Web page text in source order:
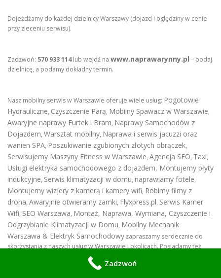
Dojeżdżamy do każdej dzielnicy Warszawy (dojazd i oględziny w cenie
przy zleceniu serwisu).
Zadzwoń: 570 933 114lub wejdź na www.naprawarynny.pl – podaj
dzielnicę, a podamy dokładny termin.
Nasz mobilny serwis w Warszawie oferuje wiele usług: Pogotowie
Hydrauliczne, Czyszczenie Parą, Mobilny Spawacz w Warszawie,
Awaryjne naprawy Furtek i Bram, Naprawy Samochodów z
Dojazdem, Warsztat mobilny, Naprawa i serwis jacuzzi oraz
wanien SPA, Poszukiwanie zgubionych złotych obrączek,
Serwisujemy Maszyny Fitness w Warszawie, Agencja SEO, Taxi,
Usługi elektryka samochodowego z dojazdem, Montujemy płyty
indukcyjne, Serwis klimatyzacji w domu, naprawiamy fotele,
Montujemy wizjery z kamerą i kamery wifi, Robimy filmy z
drona, Awaryjnie otwieramy zamki, Flyxpress.pl, Serwis Kamer
Wifi, SEO Warszawa, Montaż, Naprawa, Wymiana, Czyszczenie i
Odgrzybianie Klimatyzacji w Domu, Mobilny Mechanik
Warszawa & Elektryk Samochodowy zapraszamy serdecznie do
skorzystania z naszych usług w Warszawie i okolicach. Posiadamy też
Mobilną Naprawę i wymianę rynien
MIG/MAG, TIG, MMA w Warszawie,Czyszczenie Laserem w
Zadzwoń